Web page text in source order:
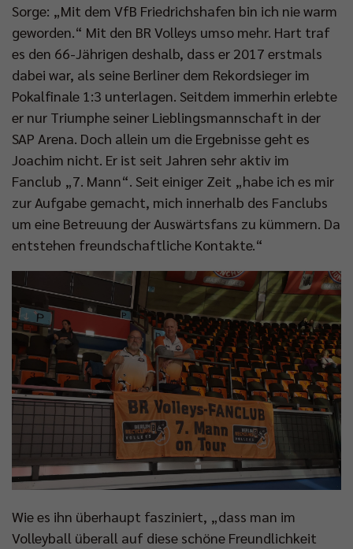
Sorge: „Mit dem VfB Friedrichshafen bin ich nie warm
geworden.“ Mit den BR Volleys umso mehr. Hart traf
es den 66-Jährigen deshalb, dass er 2017 erstmals
dabei war, als seine Berliner dem Rekordsieger im
Pokalfinale 1:3 unterlagen. Seitdem immerhin erlebte
er nur Triumphe seiner Lieblingsmannschaft in der
SAP Arena. Doch allein um die Ergebnisse geht es
Joachim nicht. Er ist seit Jahren sehr aktiv im
Fanclub „7. Mann“. Seit einiger Zeit „habe ich es mir
zur Aufgabe gemacht, mich innerhalb des Fanclubs
um eine Betreuung der Auswärtsfans zu kümmern. Da
entstehen freundschaftliche Kontakte.“
Wie es ihn überhaupt fasziniert, „dass man im
Volleyball überall auf diese schöne Freundlichkeit